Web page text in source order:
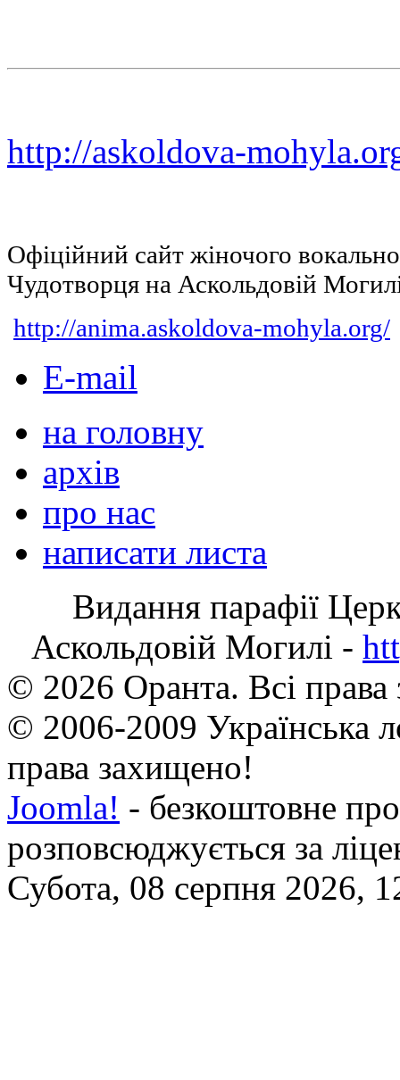
http://askoldova-
Офіційний сайт жіночого
Чудотворця на Аскольдовій
http://anima.askoldova-mohyla.org/
E-mail
на головну
архів
про нас
написати листа
Видання парафії
Аскольдовій Могилі -
© 2026 Оранта. Всі
© 2006-2009 Українська
права захищено!
Joomla! - безкоштовне
розповсюджується за
Субота, 08 серпня 2026,